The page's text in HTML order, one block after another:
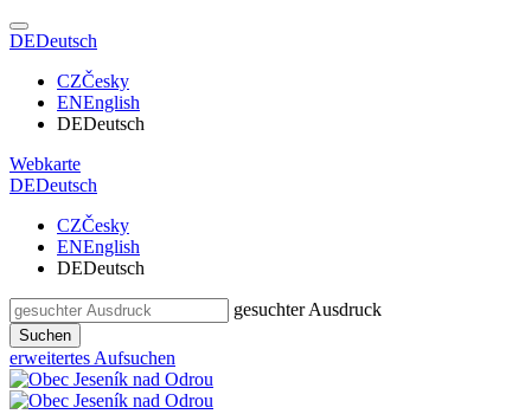
DEDeutsch
CZČesky
ENEnglish
DEDeutsch
Webkarte
DEDeutsch
CZČesky
ENEnglish
DEDeutsch
gesuchter Ausdruck
Suchen
erweitertes Aufsuchen